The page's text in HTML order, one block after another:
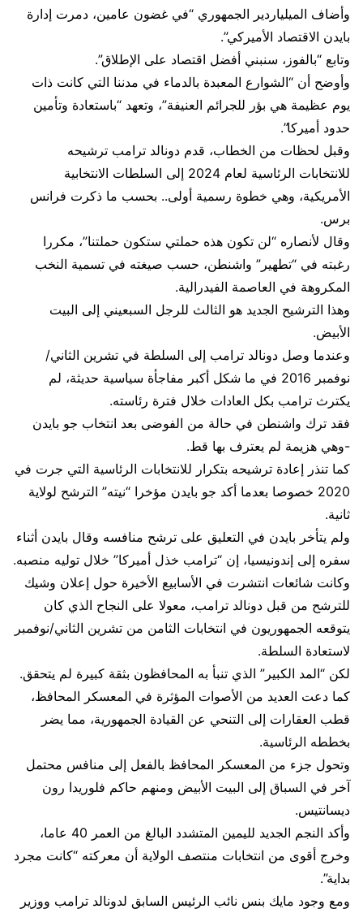
وأضاف الميلياردير الجمهوري “في غضون عامين، دمرت إدارة
بايدن الاقتصاد الأميركي”.
وتابع “بالفوز، سنبني أفضل اقتصاد على الإطلاق”.
وأوضح أن “الشوارع المعبدة بالدماء في مدننا التي كانت ذات
يوم عظيمة هي بؤر للجرائم العنيفة”، وتعهد “باستعادة وتأمين
حدود أميركا”.
وقبل لحظات من الخطاب، قدم دونالد ترامب ترشيحه
للانتخابات الرئاسية لعام 2024 إلى السلطات الانتخابية
الأمريكية، وهي خطوة رسمية أولى.. بحسب ما ذكرت فرانس
برس.
وقال لأنصاره “لن تكون هذه حملتي ستكون حملتنا”، مكررا
رغبته في “تطهير” واشنطن، حسب صيغته في تسمية النخب
المكروهة في العاصمة الفيدرالية.
وهذا الترشيح الجديد هو الثالث للرجل السبعيني إلى البيت
الأبيض.
وعندما وصل دونالد ترامب إلى السلطة في تشرين الثاني/
نوفمبر 2016 في ما شكل أكبر مفاجأة سياسية حديثة، لم
يكترث ترامب بكل العادات خلال فترة رئاسته.
فقد ترك واشنطن في حالة من الفوضى بعد انتخاب جو بايدن
-وهي هزيمة لم يعترف بها قط.
كما تنذر إعادة ترشيحه بتكرار للانتخابات الرئاسية التي جرت في
2020 خصوصا بعدما أكد جو بايدن مؤخرا “نيته” الترشح لولاية
ثانية.
ولم يتأخر بايدن في التعليق على ترشح منافسه وقال بايدن أثناء
سفره إلى إندونيسيا، إن “ترامب خذل أميركا” خلال توليه منصبه.
وكانت شائعات انتشرت في الأسابيع الأخيرة حول إعلان وشيك
للترشح من قبل دونالد ترامب، معولا على النجاح الذي كان
يتوقعه الجمهوريون في انتخابات الثامن من تشرين الثاني/نوفمبر
لاستعادة السلطة.
لكن “المد الكبير” الذي تنبأ به المحافظون بثقة كبيرة لم يتحقق.
كما دعت العديد من الأصوات المؤثرة في المعسكر المحافظ،
قطب العقارات إلى التنحي عن القيادة الجمهورية، مما يضر
بخططه الرئاسية.
وتحول جزء من المعسكر المحافظ بالفعل إلى منافس محتمل
آخر في السباق إلى البيت الأبيض ومنهم حاكم فلوريدا رون
ديسانتيس.
وأكد النجم الجديد لليمين المتشدد البالغ من العمر 40 عاما،
وخرج أقوى من انتخابات منتصف الولاية أن معركته “كانت مجرد
بداية”.
ومع وجود مايك بنس نائب الرئيس السابق لدونالد ترامب ووزير